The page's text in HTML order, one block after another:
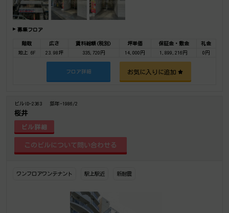
募集フロア
階数 広さ 賃料総額(税別) 坪単価 保証金・敷金
礼金
地上 6F
23.98坪 335,720円 14,000円 1,899,216円 0円
フロア詳細 お気に入りに追加
ビルID-2363 築年-1986/2
桜井
ビル詳細
ワンフロアワンテナント 駅上駅近 新耐震